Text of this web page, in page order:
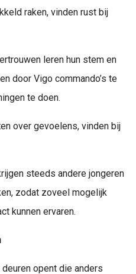
raken, vinden rust bij
leren hun stem en
door Vigo commando’s te
te doen.
over gevoelens, vinden bij
steeds andere jongeren
zodat zoveel mogelijk
kunnen ervaren.
opent die anders